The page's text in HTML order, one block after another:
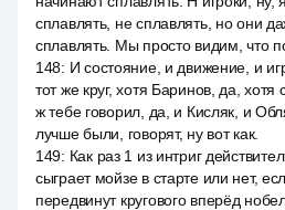
сплавлять, не сплавлять, но они
сплавлять. Мы просто видим, что
148: И состояние, и движение, и
тот же круг, хотя Баринов, да,
ж тебе говорил, да, и Кисляк, и
лучше были, говорят, ну вот как.
149: Как раз 1 из интриг
сыграет мойзе в старте или нет,
передвинут кругового вперёд